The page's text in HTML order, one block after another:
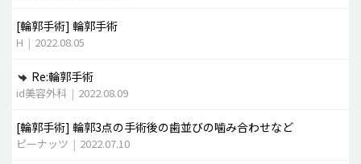
[輪郭手術] 輪郭手術
H | 2022.08.05
Re:輪郭手術
id美容外科 | 2022.08.09
[輪郭手術] 輪郭3点の手術後の歯並びの噛み合わせなど
ピーナッツ | 2022.07.10